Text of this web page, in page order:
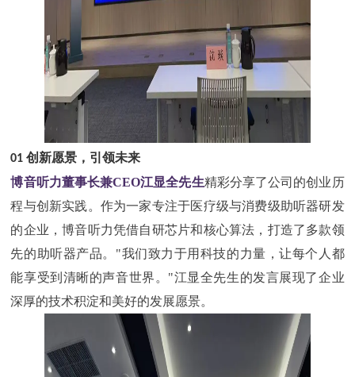
01 创新愿景，引领未来
博音听力董事长兼CEO江显全先生精彩分享了公司的创业历
程与创新实践。作为一家专注于医疗级与消费级助听器研发
的企业，博音听力凭借自研芯片和核心算法，打造了多款领
先的助听器产品。 "我们致力于用科技的力量，让每个人都
能享受到清晰的声音世界。"江显全先生的发言展现了企业
深厚的技术积淀和美好的发展愿景。